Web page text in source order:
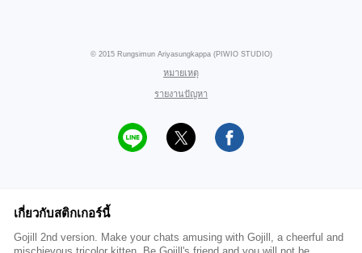
© 2015 Rungsimun Ariyasungkappa (PIWIO STUDIO)
หมายเหตุ
รายงานปัญหา
เกี่ยวกับสติกเกอร์นี้
Gojill 2nd version. Make your chats amusing with Gojill, a cheerful and